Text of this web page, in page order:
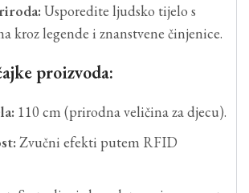
Usporedite ljudsko tijelo s
kroz legende i znanstvene činjenice.
proizvoda:
110 cm (prirodna veličina za djecu).
Zvučni efekti putem RFID